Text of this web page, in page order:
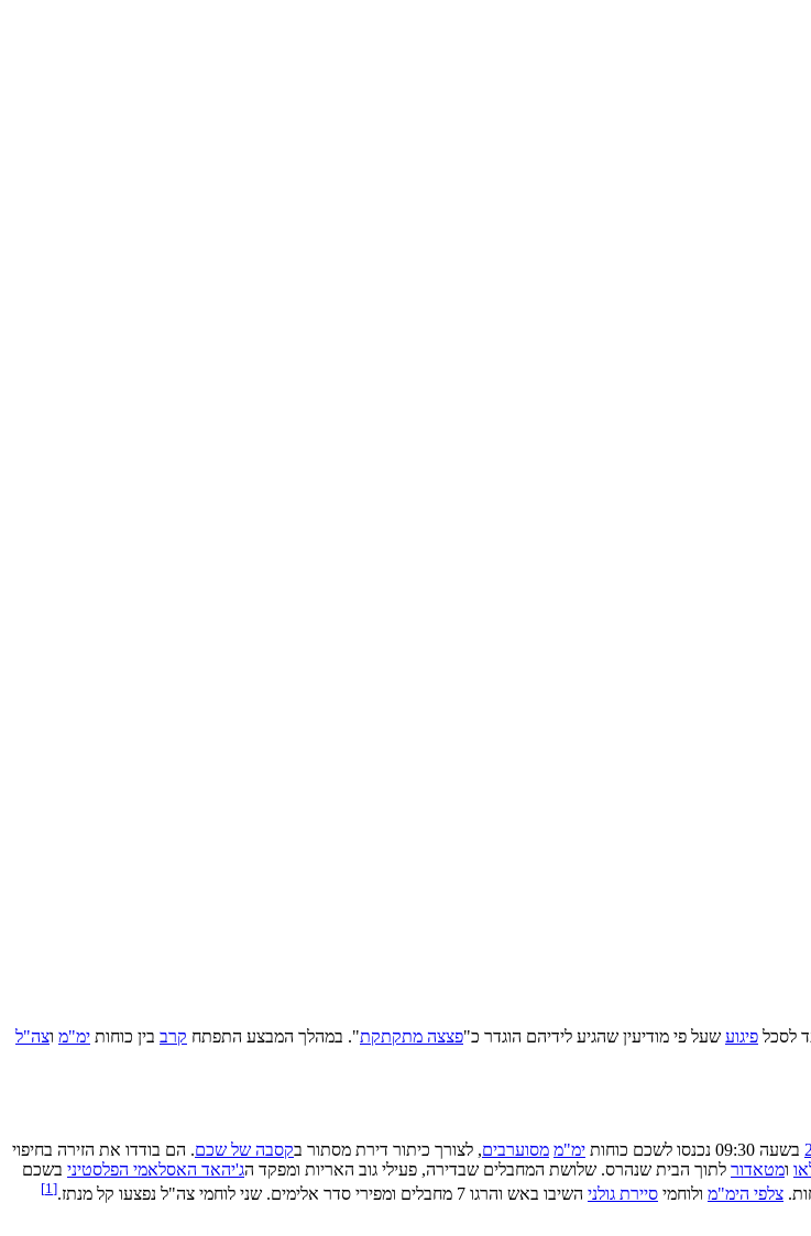
לסכל פיגוע שעל פי מודיעין שהגיע לידיהם הוגדר כ"פצצה מתקתקת". במהלך המבצע התפתח קרב בין כוחות ימ"מ וצה"ל
בשעה 09:30 נכנסו לשכם כוחות ימ"מ מסוערבים, לצורך כיתור דירת מסתור בקסבה של שכם. הם בודדו את הזירה בחיפוי
ומטאדור לתוך הבית שנהרס. שלושת המחבלים שבדירה, פעילי גוב האריות ומפקד הג'יהאד האסלאמי הפלסטיני בשכם
צלפי הימ"מ ולוחמי סיירת גולני השיבו באש והרגו 7 מחבלים ומפירי סדר אלימים. שני לוחמי צה"ל נפצעו קל מנתז. [1]